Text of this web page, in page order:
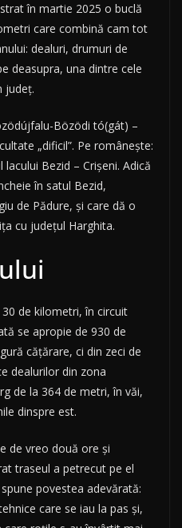
în martie 2025 o buclă
care combină cam tot
dealuri, drumuri de
deasupra, una dintre cele
județ.
Bözödi tó(gát) –
„dificil”. Pe românește:
Bezid – Crișeni. Adică
în satul Bezid,
de Pădure, și care dă o
cu județul Harghita.
de kilometri, în circuit
se apropie de 930 de
cățărare, ci din zeci de
dealurilor din zona
de la 364 de metri, în văi,
dinspre est.
de vreo două ore și
traseul a petrecut pe el
povestea adevărată:
care se iau la pas și,